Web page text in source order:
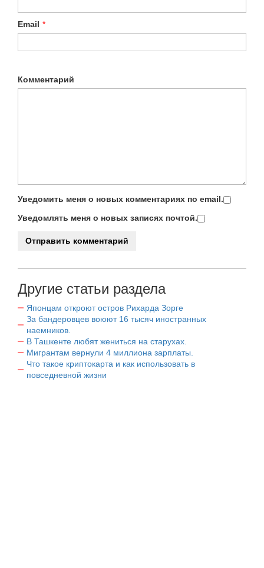
Email *
Комментарий
Уведомить меня о новых комментариях по email.
Уведомлять меня о новых записях почтой.
Другие статьи раздела
Японцам откроют остров Рихарда Зорге
За бандеровцев воюют 16 тысяч иностранных
наемников.
В Ташкенте любят жениться на старухах.
Мигрантам вернули 4 миллиона зарплаты.
Что такое криптокарта и как использовать в
повседневной жизни